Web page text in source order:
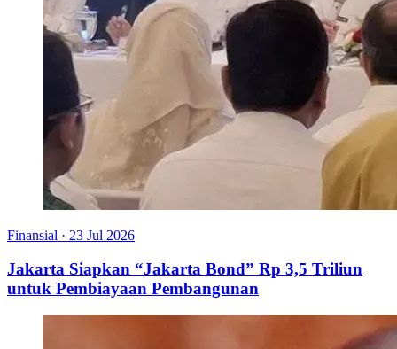
Finansial · 23 Jul 2026
Jakarta Siapkan “Jakarta Bond” Rp 3,5 Triliun
untuk Pembiayaan Pembangunan